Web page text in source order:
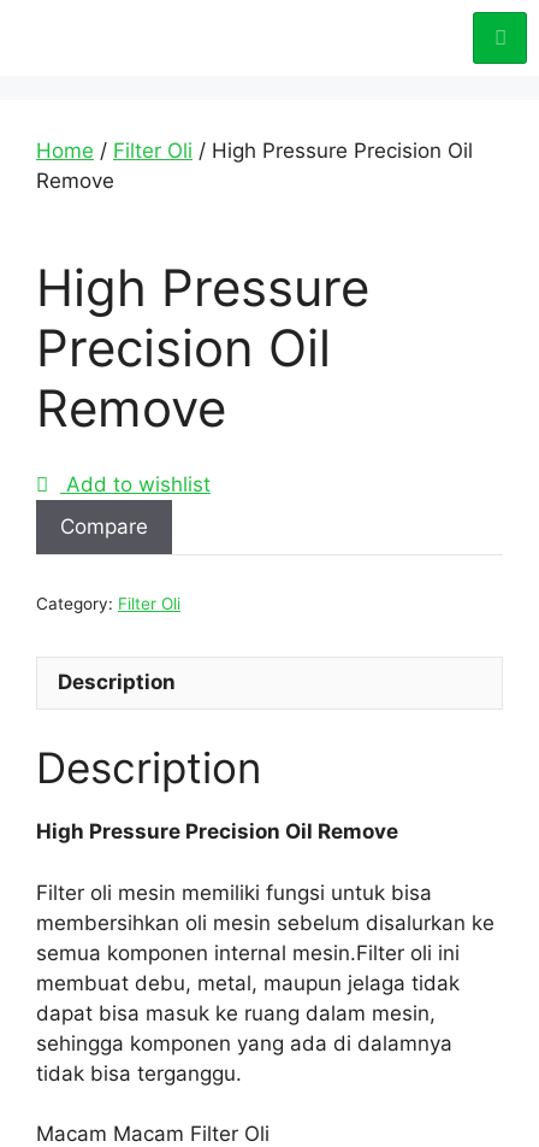
Home / Filter Oli / High Pressure Precision Oil
Remove
High Pressure
Precision Oil
Remove
Add to wishlist
Compare
Category: Filter Oli
Description
Description
High Pressure Precision Oil Remove
Filter oli mesin memiliki fungsi untuk bisa
membersihkan oli mesin sebelum disalurkan ke
semua komponen internal mesin.Filter oli ini
membuat debu, metal, maupun jelaga tidak
dapat bisa masuk ke ruang dalam mesin,
sehingga komponen yang ada di dalamnya
tidak bisa terganggu.
Macam Macam Filter Oli